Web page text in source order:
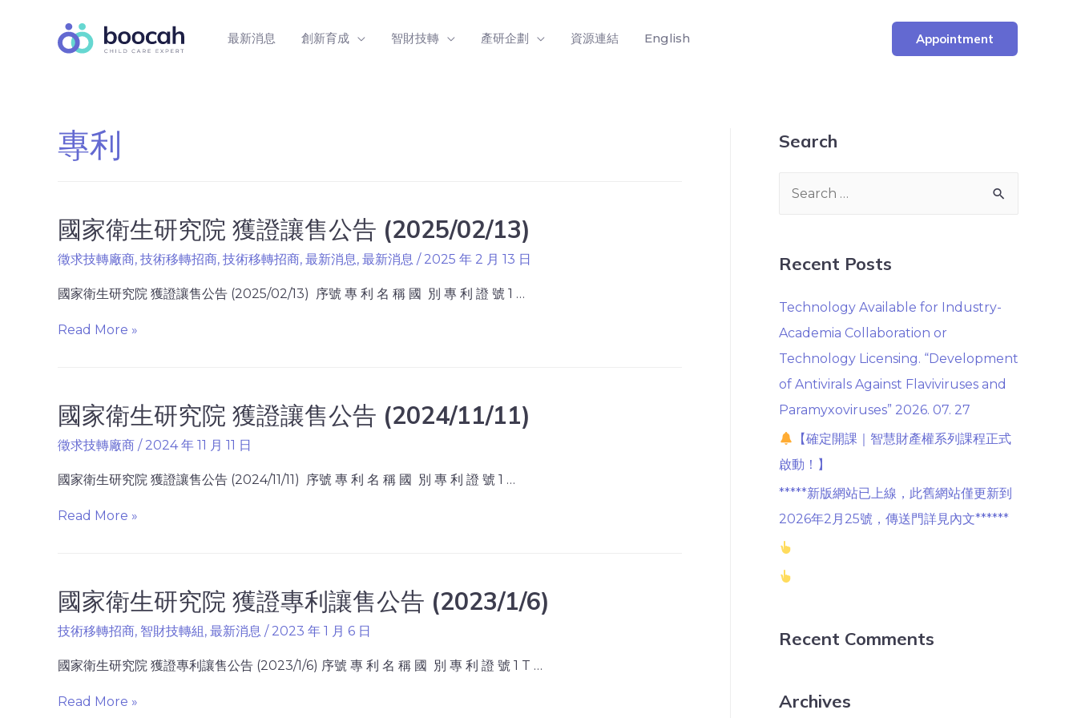
最新消息 創新育成 智財技轉 產研企劃 資源連結 English Appointment
專利
國家衛生研究院 獲證讓售公告 (2025/02/13)
徵求技轉廠商, 技術移轉招商, 技術移轉招商, 最新消息, 最新消息 / 2025 年 2 月 13 日
國家衛生研究院 獲證讓售公告 (2025/02/13) 序號 專 利 名 稱 國 別 專 利 證 號 1 …
Read More »
國家衛生研究院 獲證讓售公告 (2024/11/11)
徵求技轉廠商 / 2024 年 11 月 11 日
國家衛生研究院 獲證讓售公告 (2024/11/11) 序號 專 利 名 稱 國 別 專 利 證 號 1 …
Read More »
國家衛生研究院 獲證專利讓售公告 (2023/1/6)
技術移轉招商, 智財技轉組, 最新消息 / 2023 年 1 月 6 日
國家衛生研究院 獲證專利讓售公告 (2023/1/6) 序號 專 利 名 稱 國 別 專 利 證 號 1 T …
Read More »
Search
Recent Posts
Technology Available for Industry-
Academia Collaboration or
Technology Licensing. “Development
of Antivirals Against Flaviviruses and
Paramyxoviruses” 2026. 07. 27
【確定開課｜智慧財產權系列課程正式
啟動！】
*****新版網站已上線，此舊網站僅更新到
2026年2月25號，傳送門詳見內文******
Recent Comments
Archives